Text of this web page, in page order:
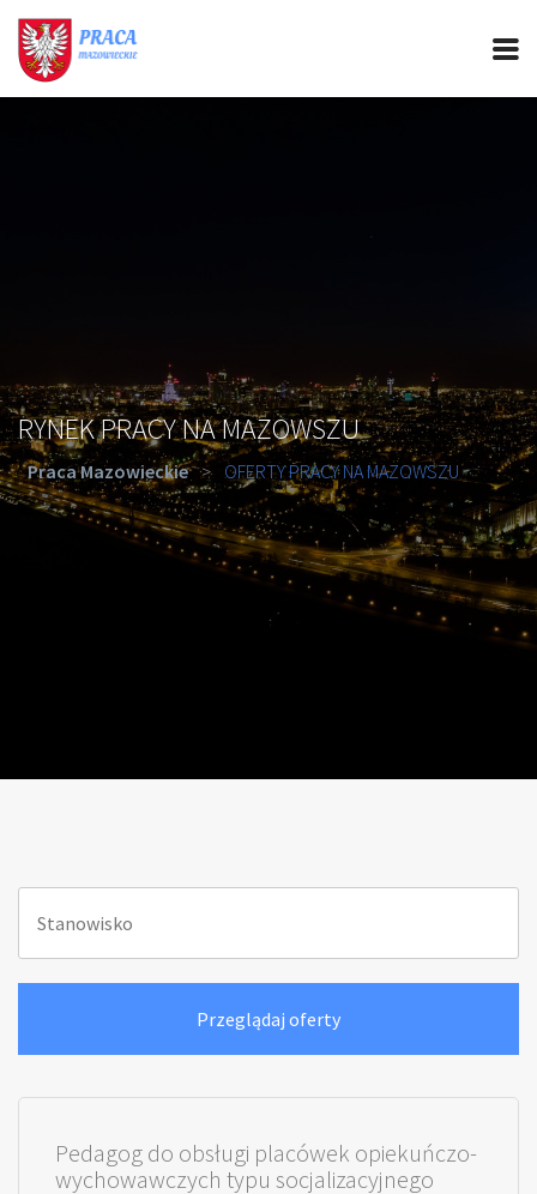
RYNEK PRACY NA MAZOWSZU
Praca Mazowieckie > OFERTY PRACY NA MAZOWSZU
Pedagog do obsługi placówek opiekuńczo-
wychowawczych typu socjalizacyjnego